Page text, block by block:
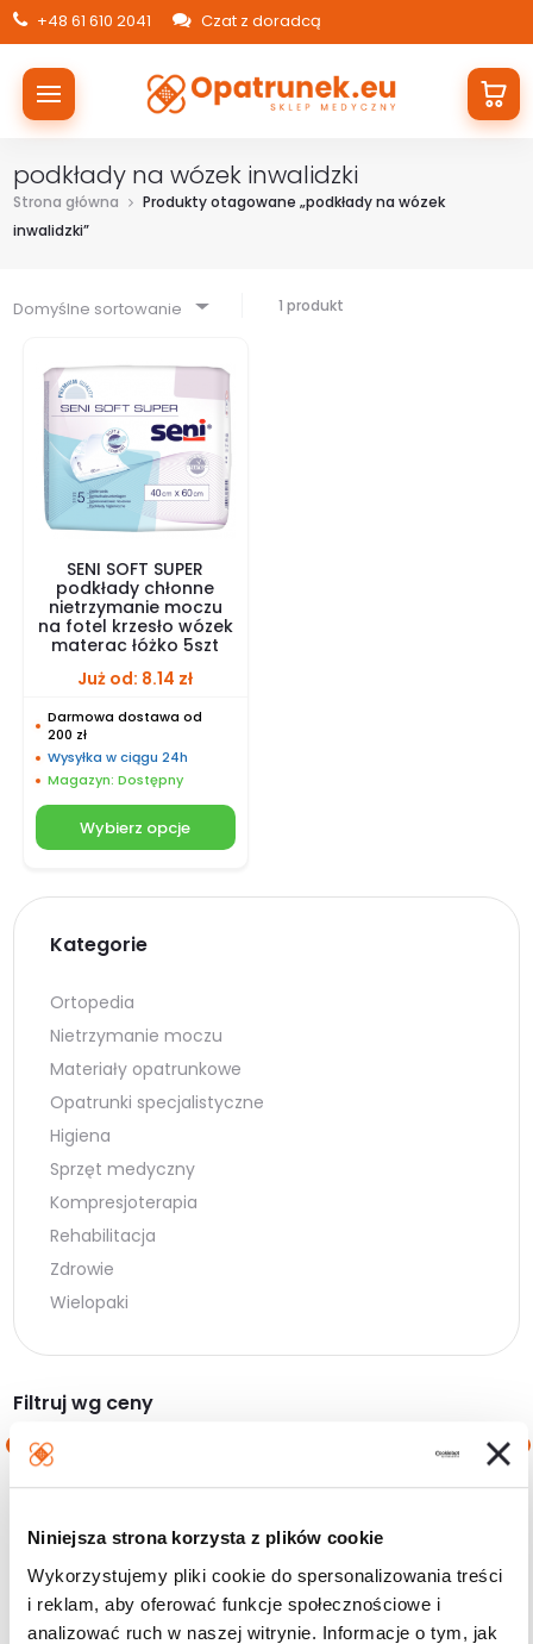
Niniejsza strona korzysta z plików cookie
Wykorzystujemy pliki cookie do spersonalizowania treści
i reklam, aby oferować funkcje społecznościowe i
analizować ruch w naszej witrynie. Informacje o tym, jak
+48 61 610 2041 Czat z doradcą
podkłady na wózek inwalidzki
Strona główna
Produkty otagowane „podkłady na wózek
inwalidzki”
Domyślne sortowanie 1 produkt
SENI SOFT SUPER
podkłady chłonne
nietrzymanie moczu
na fotel krzesło wózek
materac łóżko 5szt
Już od: 8.14 zł
Darmowa dostawa od
200 zł
Wysyłka w ciągu 24h
Magazyn: Dostępny
Wybierz opcje
Kategorie
Ortopedia
Nietrzymanie moczu
Materiały opatrunkowe
Opatrunki specjalistyczne
Higiena
Sprzęt medyczny
Kompresjoterapia
Rehabilitacja
Zdrowie
Wielopaki
Filtruj wg ceny
Filtruj